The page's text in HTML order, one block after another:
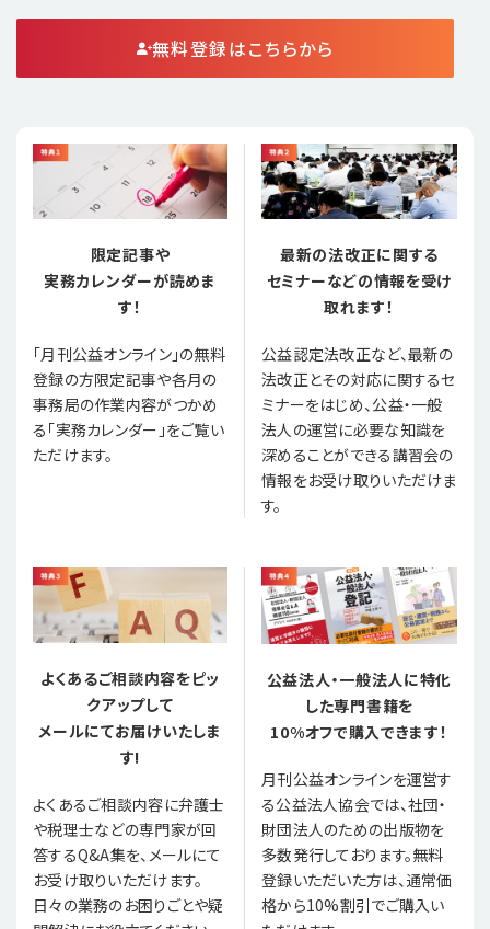
無料登録はこちらから
限定記事や
実務カレンダーが読めま
す！
「月刊公益オンライン」の無料
登録の方限定記事や各月の
事務局の作業内容がつかめ
る「実務カレンダー」をご覧い
ただけます。
最新の法改正に関する
セミナーなどの情報を受け
取れます！
公益認定法改正など、最新の
法改正とその対応に関するセ
ミナーをはじめ、公益・一般
法人の運営に必要な知識を
深めることができる講習会の
情報をお受け取りいただけま
す。
よくあるご相談内容をピッ
クアップして
メールにてお届けいたしま
す!
よくあるご相談内容に弁護士
や税理士などの専門家が回
答するQ&A集を、メールにて
お受け取りいただけます。
日々の業務のお困りごとや疑
公益法人・一般法人に特化
した専門書籍を
10%オフで購入できます！
月刊公益オンラインを運営す
る公益法人協会では、社団・
財団法人のための出版物を
多数発行しております。無料
登録いただいた方は、通常価
格から10%割引でご購入い